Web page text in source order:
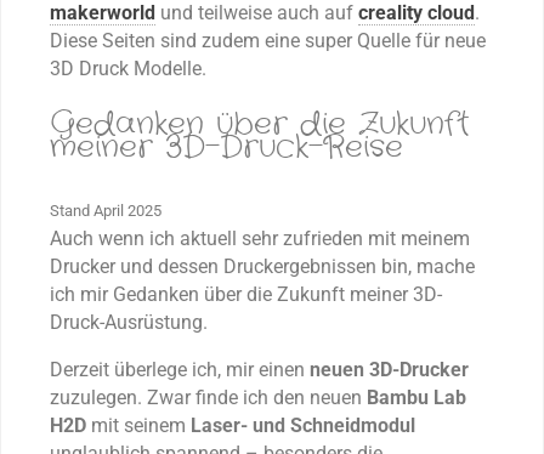
makerworld und teilweise auch auf creality cloud.
Diese Seiten sind zudem eine super Quelle für neue
3D Druck Modelle.
Gedanken über die Zukunft
meiner 3D-Druck-Reise
Stand April 2025
Auch wenn ich aktuell sehr zufrieden mit meinem
Drucker und dessen Druckergebnissen bin, mache
ich mir Gedanken über die Zukunft meiner 3D-
Druck-Ausrüstung.
Derzeit überlege ich, mir einen neuen 3D-Drucker
zuzulegen. Zwar finde ich den neuen Bambu Lab
H2D mit seinem Laser- und Schneidmodul